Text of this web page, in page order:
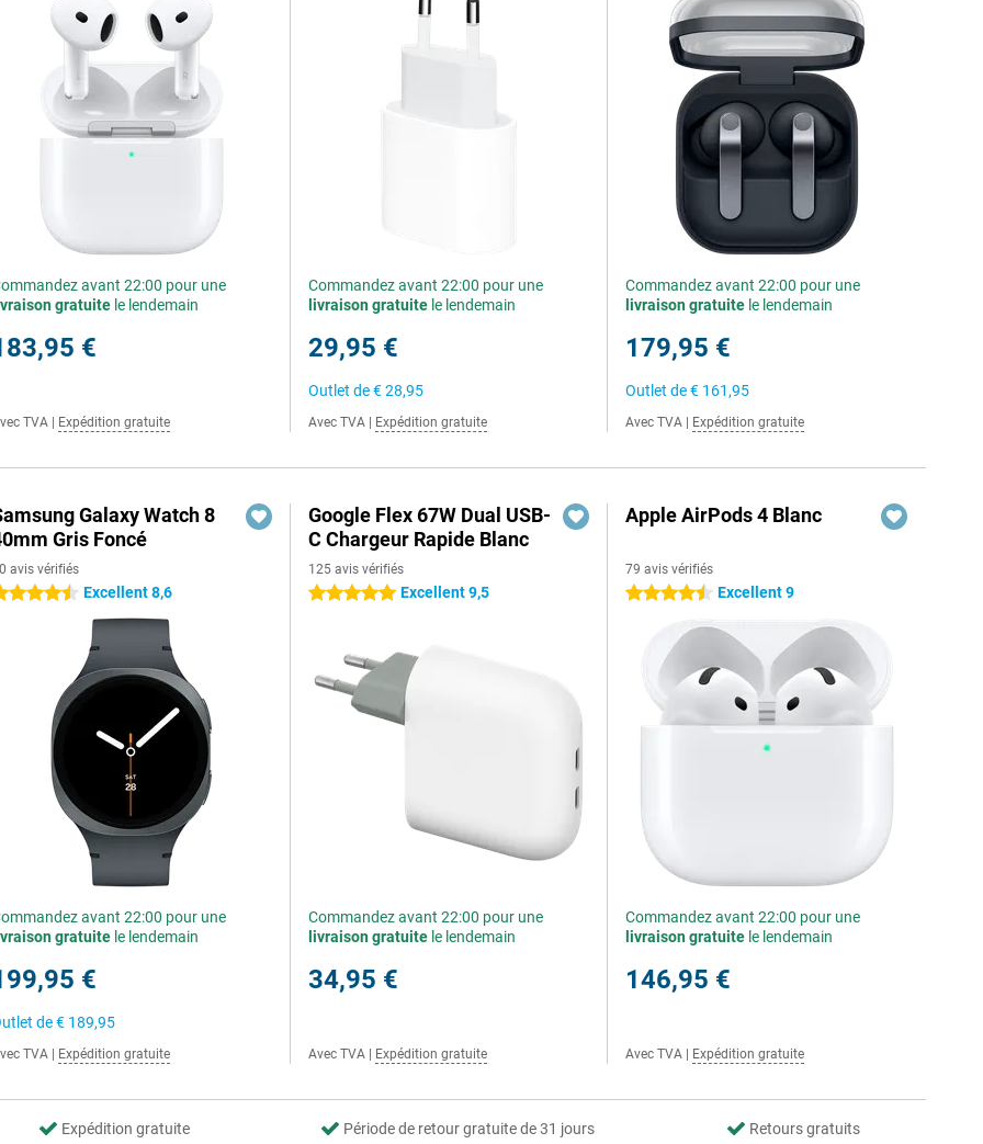
avant 22:00 pour une
gratuite le lendemain
€
TVA Expédition gratuite
Commandez avant 22:00 pour une
livraison gratuite le lendemain
29,95 €
Outlet de€ 28,95
Avec TVA Expédition gratuite
Commandez avant 22:00 pour une
livraison gratuite le lendemain
179,95 €
Outlet de€ 161,95
Avec TVA Expédition gratuite
Galaxy Watch 8
Gris Foncé
avis vérifiés
étoiles Excellent 8,6
avant 22:00 pour une
gratuite le lendemain
€
de€ 189,95
TVA Expédition gratuite
Google Flex 67W Dual USB-
C Chargeur Rapide Blanc
125 avis vérifiés
5 étoiles Excellent 9,5
Commandez avant 22:00 pour une
livraison gratuite le lendemain
34,95 €
Avec TVA Expédition gratuite
Apple AirPods 4 Blanc
79 avis vérifiés
4.5 étoiles Excellent 9
Commandez avant 22:00 pour une
livraison gratuite le lendemain
146,95 €
Avec TVA Expédition gratuite
Expédition gratuite Période de retour gratuite de 31 jours Retours gratuits